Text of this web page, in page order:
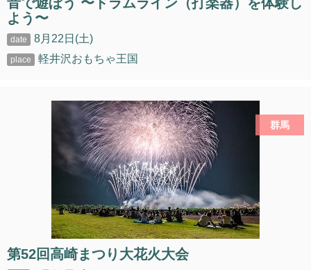
よう〜
8月22日(土)
軽井沢おもちゃ王国
群馬
第52回高崎まつり大花火大会